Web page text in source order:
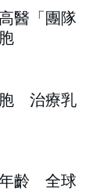
醫「團隊
胞 治療乳
年齡 全球